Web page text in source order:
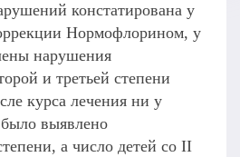
констатирована у
Нормофлорином, у
нарушения
и третьей степени
курса лечения ни у
выявлено
а число детей со II